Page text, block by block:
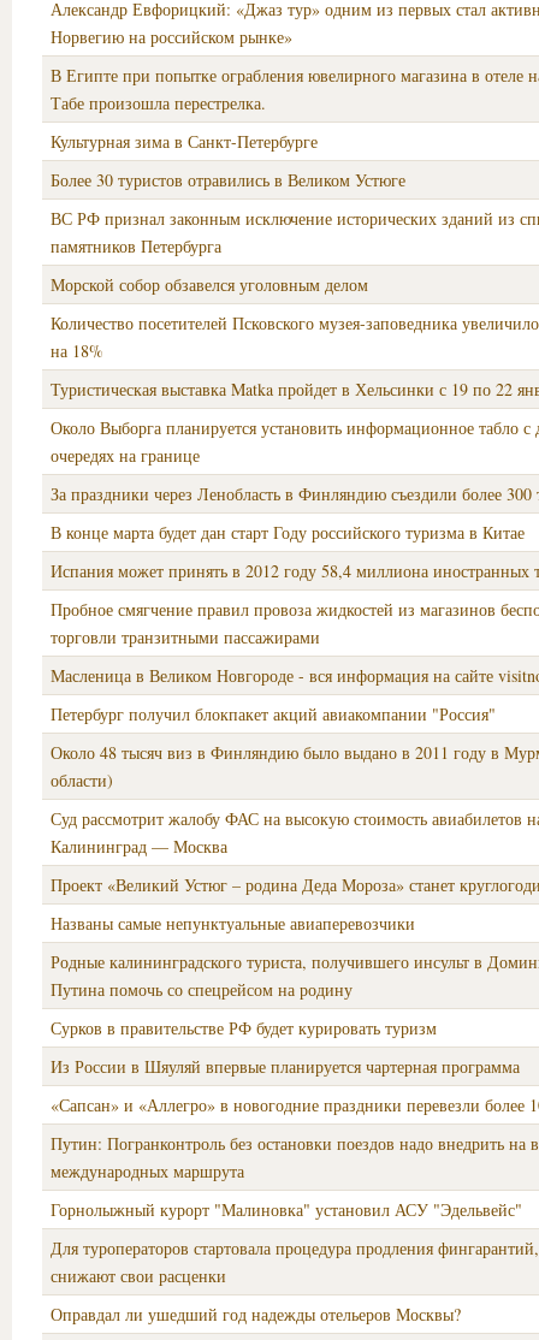
Александр Евфорицкий: «Джаз тур» одним из первых стал
Норвегию на российском рынке»
В Египте при попытке ограбления ювелирного магазина в отеле
Табе произошла перестрелка.
Культурная зима в Санкт-Петербурге
Более 30 туристов отравились в Великом Устюге
ВС РФ признал законным исключение исторических зданий из
памятников Петербурга
Морской собор обзавелся уголовным делом
Количество посетителей Псковского музея-заповедника
на 18%
Туристическая выставка Matka пройдет в Хельсинки с 19 по 22
Около Выборга планируется установить информационное табло
очередях на границе
За праздники через Ленобласть в Финляндию съездили более 300
В конце марта будет дан старт Году российского туризма в Китае
Испания может принять в 2012 году 58,4 миллиона иностранных
Пробное смягчение правил провоза жидкостей из магазинов
торговли транзитными пассажирами
Масленица в Великом Новгороде - вся информация на сайте
Петербург получил блокпакет акций авиакомпании "Россия"
Около 48 тысяч виз в Финляндию было выдано в 2011 году в
области)
Суд рассмотрит жалобу ФАС на высокую стоимость авиабилетов
Калининград — Москва
Проект «Великий Устюг – родина Деда Мороза» станет
Названы самые непунктуальные авиаперевозчики
Родные калининградского туриста, получившего инсульт в
Путина помочь со спецрейсом на родину
Сурков в правительстве РФ будет курировать туризм
Из России в Шяуляй впервые планируется чартерная программа
«Сапсан» и «Аллегро» в новогодние праздники перевезли более
Путин: Погранконтроль без остановки поездов надо внедрить на
международных маршрута
Горнолыжный курорт "Малиновка" установил АСУ "Эдельвейс"
Для туроператоров стартовала процедура продления
снижают свои расценки
Оправдал ли ушедший год надежды отельеров Москвы?